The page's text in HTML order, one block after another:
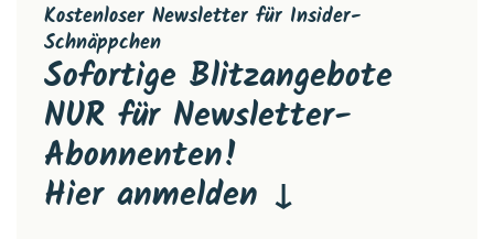
Kostenloser Newsletter für Insider-
Schnäppchen
Sofortige Blitzangebote
NUR für Newsletter-
Abonnenten!
Hier anmelden ↓